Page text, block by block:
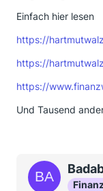
Einfach hier lesen
https://
https://
https://
Und Tausend